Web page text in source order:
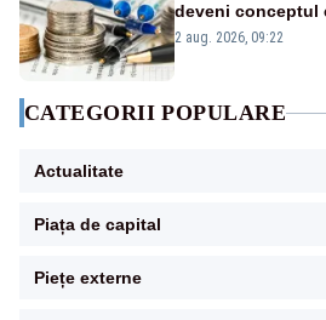
deveni conceptul
viitoare?
2 aug. 2026, 09:22
CATEGORII POPULARE
Actualitate
Piața de capital
Piețe externe